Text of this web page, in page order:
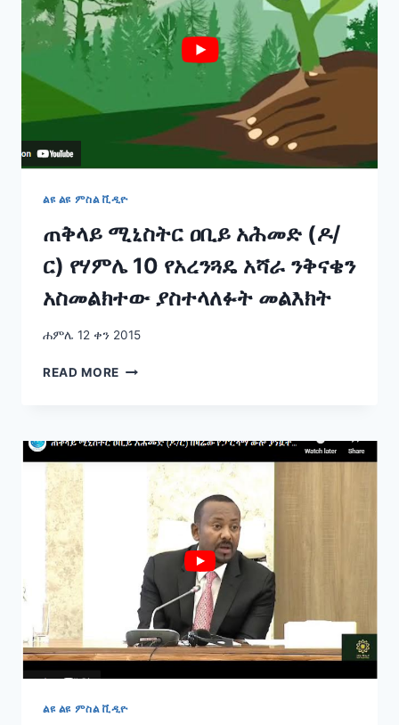
አደረሰን!
የመንግስት
ኮሙኒኬሽን
አገልግሎት
ሚኒስትር
ካሳ
ልዩ ልዩ ምስል ቪዲዮ
ጠቅላይ ሚኒስትር ዐቢይ አሕመድ (ዶ/
ር) የሃምሌ 10 የአረንጓዴ አሻራ ንቅናቄን
አስመልክተው ያስተላለፉት መልእክት
ሐምሌ 12 ቀን 2015
READ MORE ጠቅላይ
(ዶ/
ር)
የአረንጓዴ
ንቅናቄን
አስመልክተው
ያስተላለፉት
መልእክት
ልዩ ልዩ ምስል ቪዲዮ